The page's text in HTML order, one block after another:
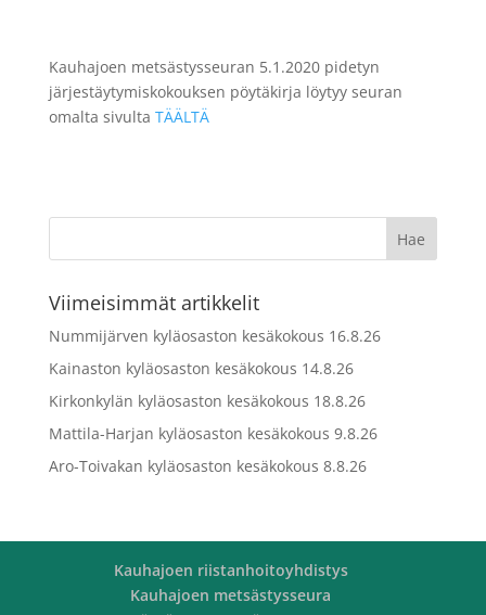
Kauhajoen metsästysseuran 5.1.2020 pidetyn
järjestäytymiskokouksen pöytäkirja löytyy seuran
omalta sivulta TÄÄLTÄ
Viimeisimmät artikkelit
Nummijärven kyläosaston kesäkokous 16.8.26
Kainaston kyläosaston kesäkokous 14.8.26
Kirkonkylän kyläosaston kesäkokous 18.8.26
Mattila-Harjan kyläosaston kesäkokous 9.8.26
Aro-Toivakan kyläosaston kesäkokous 8.8.26
Kauhajoen riistanhoitoyhdistys
Kauhajoen metsästysseura